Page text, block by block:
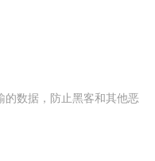
数据，防止黑客和其他恶